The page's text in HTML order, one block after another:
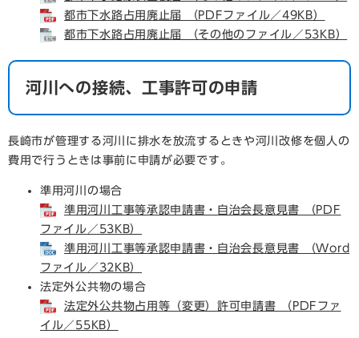
都市下水路占用廃止届 （PDFファイル／49KB）
都市下水路占用廃止届 （その他のファイル／53KB）
河川への接続、工事許可の申請
長崎市が管理する河川に排水を放流するときや河川改修を個人の
費用で行うときは事前に申請が必要です。
準用河川の場合
準用河川工事等承認申請書・自治会長意見書 （PDF
ファイル／53KB）
準用河川工事等承認申請書・自治会長意見書 （Word
ファイル／32KB）
法定外公共物の場合
法定外公共物占用等（変更）許可申請書 （PDFファ
イル／55KB）